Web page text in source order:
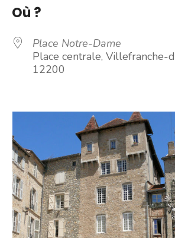
Où ?
Place Notre-Dame
Place centrale, Villefranche-
12200